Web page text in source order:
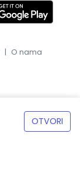
OTVORI
| O nama